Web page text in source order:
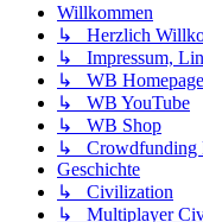
Willkommen
↳ Herzlich
↳ Impressum,
↳ WB Homepage
↳ WB YouTube
↳ WB Shop
↳ Crowdfunding
Geschichte
↳ Civilization
↳ Multiplayer